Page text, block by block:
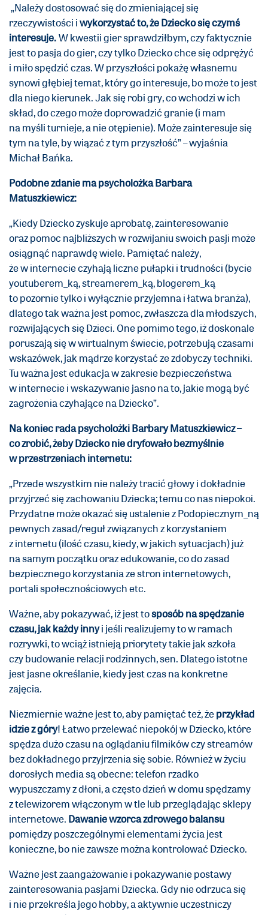
„Należy dostosować się do zmieniającej się
rzeczywistości iwykorzystać to, że Dziecko się czymś
interesuje.W kwestii gier sprawdziłbym, czy faktycznie
jest to pasja do gier, czy tylko Dziecko chce się odprężyć
i miło spędzić czas. W przyszłości pokażę własnemu
synowi głębiej temat, który go interesuje, bo może to jest
dla niego kierunek. Jak się robi gry, co wchodzi w ich
skład, do czego może doprowadzić granie (i mam
na myśli turnieje, a nie otępienie). Może zainteresuje się
tym na tyle, by wiązać z tym przyszłość” – wyjaśnia
Michał Bańka.
Podobne zdanie ma psycholożka Barbara
Matuszkiewicz:
„Kiedy Dziecko zyskuje aprobatę, zainteresowanie
oraz pomoc najbliższych w rozwijaniu swoich pasji może
osiągnąć naprawdę wiele. Pamiętać należy,
że w internecie czyhają liczne pułapki i trudności (bycie
youtuberem_ką, streamerem_ką, blogerem_ką
to pozornie tylko i wyłącznie przyjemna i łatwa branża),
dlatego tak ważna jest pomoc, zwłaszcza dla młodszych,
rozwijających się Dzieci. One pomimo tego, iż doskonale
poruszają się w wirtualnym świecie, potrzebują czasami
wskazówek, jak mądrze korzystać ze zdobyczy techniki.
Tu ważna jest edukacja w zakresie bezpieczeństwa
w internecie i wskazywanie jasno na to, jakie mogą być
zagrożenia czyhające na Dziecko”.
Na koniec rada psycholożki Barbary Matuszkiewicz –
co zrobić, żeby Dziecko nie dryfowało bezmyślnie
w przestrzeniach internetu:
„Przede wszystkim nie należy tracić głowy i dokładnie
przyjrzeć się zachowaniu Dziecka; temu co nas niepokoi.
Przydatne może okazać się ustalenie z Podopiecznym_ną
pewnych zasad/reguł związanych z korzystaniem
z internetu (ilość czasu, kiedy, w jakich sytuacjach) już
na samym początku oraz edukowanie, co do zasad
bezpiecznego korzystania ze stron internetowych,
portali społecznościowych etc.
Ważne, aby pokazywać, iż jest tosposób na spędzanie
czasu, jak każdy innyi jeśli realizujemy to w ramach
rozrywki, to wciąż istnieją priorytety takie jak szkoła
czy budowanie relacji rodzinnych, sen. Dlatego istotne
jest jasne określanie, kiedy jest czas na konkretne
zajęcia.
Niezmiernie ważne jest to, aby pamiętać też, żeprzykład
idzie z góry! Łatwo przelewać niepokój w Dziecko, które
spędza dużo czasu na oglądaniu filmików czy streamów
bez dokładnego przyjrzenia się sobie. Również w życiu
dorosłych media są obecne: telefon rzadko
wypuszczamy z dłoni, a często dzień w domu spędzamy
z telewizorem włączonym w tle lub przeglądając sklepy
internetowe. Dawanie wzorca zdrowego balansu
pomiędzy poszczególnymi elementami życia jest
konieczne, bo nie zawsze można kontrolować Dziecko.
Ważne jest zaangażowanie i pokazywanie postawy
zainteresowania pasjami Dziecka. Gdy nie odrzuca się
i nie przekreśla jego hobby, a aktywnie uczestniczy